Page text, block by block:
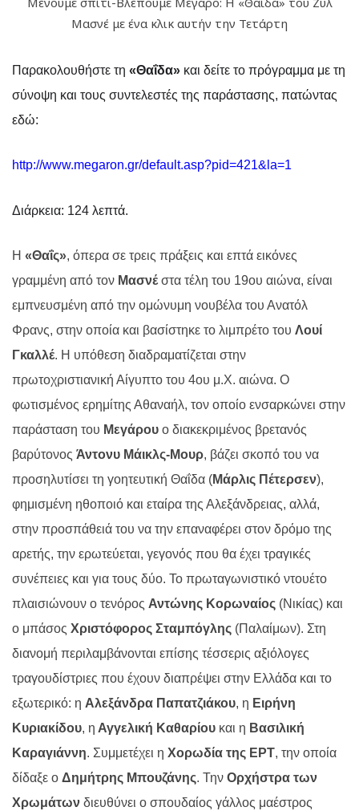
Μασνέ με ένα κλικ αυτήν την Τετάρτη
Παρακολουθήστε τη «Θαΐδα» και δείτε το πρόγραμμα με τη
σύνοψη και τους συντελεστές της παράστασης, πατώντας
εδώ:
http://www.megaron.gr/default.asp?pid=421&la=1
Διάρκεια: 124 λεπτά.
Η «Θαΐς», όπερα σε τρεις πράξεις και επτά εικόνες
γραμμένη από τον Μασνέστα τέλη του 19ου αιώνα, είναι
εμπνευσμένη από την ομώνυμη νουβέλα του Ανατόλ
Φρανς, στην οποία και βασίστηκε το λιμπρέτο του Λουί
Γκαλλέ. Η υπόθεση διαδραματίζεται στην
πρωτοχριστιανική Αίγυπτο του 4ου μ.Χ. αιώνα. Ο
φωτισμένος ερημίτης Αθαναήλ, τον οποίο ενσαρκώνει στην
παράσταση του Μεγάρου ο διακεκριμένος βρετανός
βαρύτονος Άντονυ Μάικλς-Μουρ, βάζει σκοπό του να
προσηλυτίσει τη γοητευτική Θαΐδα (Μάρλις Πέτερσεν),
φημισμένη ηθοποιό και εταίρα της Αλεξάνδρειας, αλλά,
στην προσπάθειά του να την επαναφέρει στον δρόμο της
αρετής, την ερωτεύεται, γεγονός που θα έχει τραγικές
συνέπειες και για τους δύο. Το πρωταγωνιστικό ντουέτο
πλαισιώνουν ο τενόρος Αντώνης Κορωναίος (Νικίας) και
ο μπάσος Χριστόφορος Σταμπόγλης (Παλαίμων). Στη
διανομή περιλαμβάνονται επίσης τέσσερις αξιόλογες
τραγουδίστριες που έχουν διαπρέψει στην Ελλάδα και το
εξωτερικό: η Αλεξάνδρα Παπατζιάκου, η Ειρήνη
Κυριακίδου, η Αγγελική Καθαρίου και η Βασιλική
Καραγιάννη. Συμμετέχει η Χορωδία της ΕΡΤ, την οποία
δίδαξε ο Δημήτρης Μπουζάνης. Την Ορχήστρα των
Χρωμάτων διευθύνει ο σπουδαίος γάλλος μαέστρος